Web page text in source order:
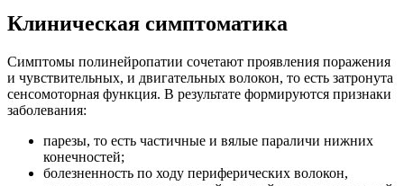
Клиническая симптоматика
Симптомы полинейропатии сочетают проявления поражения
и чувствительных, и двигательных волокон, то есть затронута
сенсомоторная функция. В результате формируются признаки
заболевания:
парезы, то есть частичные и вялые параличи нижних
конечностей;
болезненность по ходу периферических волокон,